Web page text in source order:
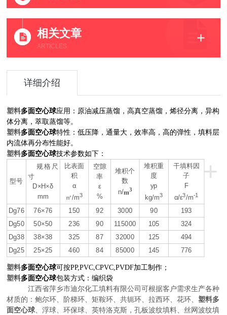
相关文章
ARTICLES
详细介绍
塑料多面空心球应用：原油减压蒸馏，高真空蒸馏，烯径分离，异构
体分离，萃取蒸馏等。
塑料多面空心球特性：低压降，通量大，效率高，高的弹性，填料层
内流体再分布性能好。
塑料多面空心球技术参数如下：
+
型号
规格尺
寸
D×H×δ
mm
比表面
积
α
㎡/m3
空隙
率
ε
%
堆积个
数
n/m3
堆积重
度
yp
kg/m3
干填料因
子
F
α/ε3/m-1
Dg76 76×76 150 92 3000 90
193
Dg50
50×50 236 90 115000 105
324
Dg38
38×38 325 87 32000 125 494
Dg25 25×25 460 84 85000 145 776
塑料多面空心球可按PP,PVC,CPVC,PVDF加工制作；
塑料多面空心球包装方式：编织袋
江西省萍乡市迪尔化工填料有限公司可根据客户需求生产各种
材质的：鲍尔环、阶梯环、矩鞍环、共轭环、拉西环、花环、塑料多
面空心球 、浮球、环保球、英特洛克斯，孔板波纹填料、丝网波纹填